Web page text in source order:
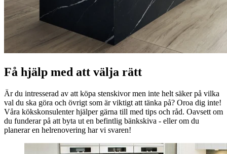
Få hjälp med att välja rätt
Är du intresserad av att köpa stenskivor men inte helt säker på vilka
val du ska göra och övrigt som är viktigt att tänka på? Oroa dig inte!
Våra kökskonsulenter hjälper gärna till med tips och råd. Oavsett om
du funderar på att byta ut en befintlig bänkskiva - eller om du
planerar en helrenovering har vi svaren!